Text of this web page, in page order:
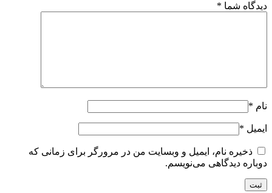
دیدگاه شما *
نام *
ایمیل *
ذخیره نام، ایمیل و وبسایت من در مرورگر برای زمانی که
دوباره دیدگاهی می‌نویسم.